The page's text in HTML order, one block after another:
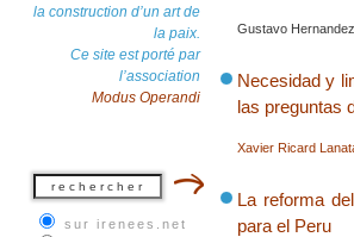
la construction d’un art de
la paix.
Ce site est porté par
l’association
Modus Operandi
sur irenees.net
Gustavo
Necesidad y
las preguntas
Xavier Ricard
La reforma
para el Peru